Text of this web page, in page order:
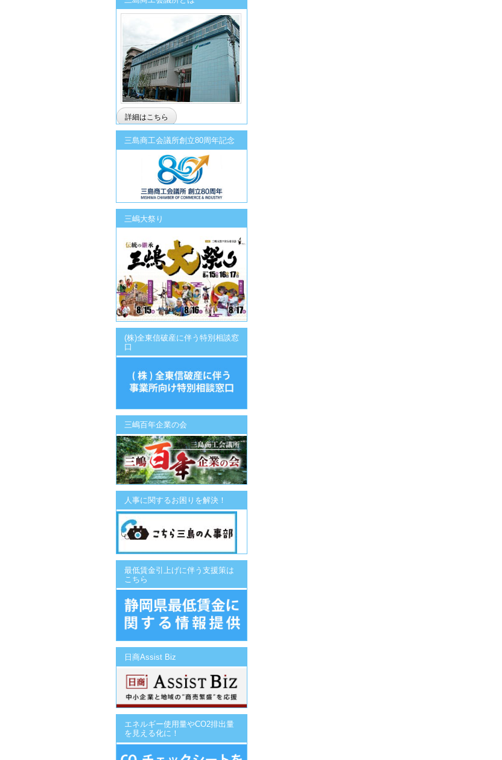
詳細はこちら
三島商工会議所創立80周年記念
三嶋大祭り
(株)全東信破産に伴う特別相談窓
口
三嶋百年企業の会
人事に関するお困りを解決！
最低賃金引上げに伴う支援策は
こちら
日商Assist Biz
エネルギー使用量やCO2排出量
を見える化に！